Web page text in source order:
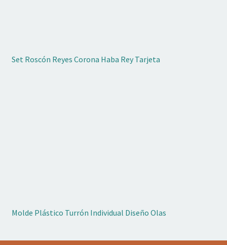
Set Roscón Reyes Corona Haba Rey Tarjeta
Molde Plástico Turrón Individual Diseño Olas